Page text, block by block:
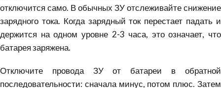
отключится само. В обычных ЗУ отслеживайте снижение
зарядного тока. Когда зарядный ток перестает падать и
держится на одном уровне 2-3 часа, это означает, что
батарея заряжена.
Отключите провода ЗУ от батареи в обратной
последовательности: сначала минус, потом плюс. Затем